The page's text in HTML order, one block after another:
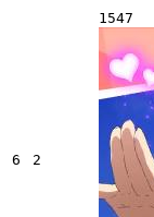
6 2
1547